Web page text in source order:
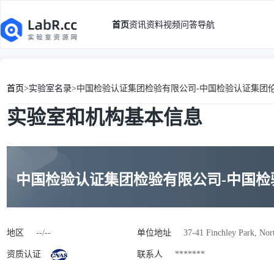
首页资讯资料视频问答导航
首页>实验室名录>中国检验认证集团检验有限公司-中国检验认证集团
实验室和机构基本信息
中国检验认证集团检验有限公司-中国
地区 --/-- 单位地址 37-41 Finchley Park,
资质认证 联系人 *******